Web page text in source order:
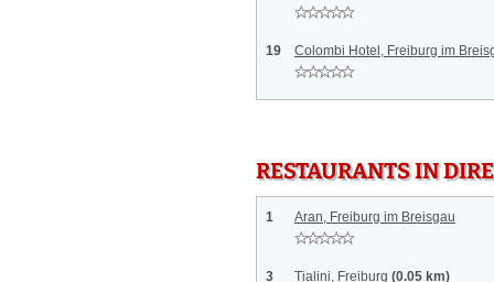
19 Colombi Hotel, Freiburg im
RESTAURANTS IN
1 Aran, Freiburg im Breisgau
3 Tialini, Freiburg (0.05 km)